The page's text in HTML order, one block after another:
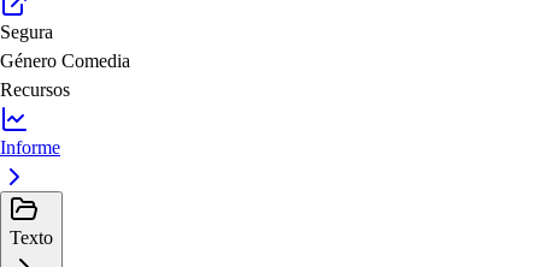
Segura
Género Comedia
Recursos
Informe
Texto